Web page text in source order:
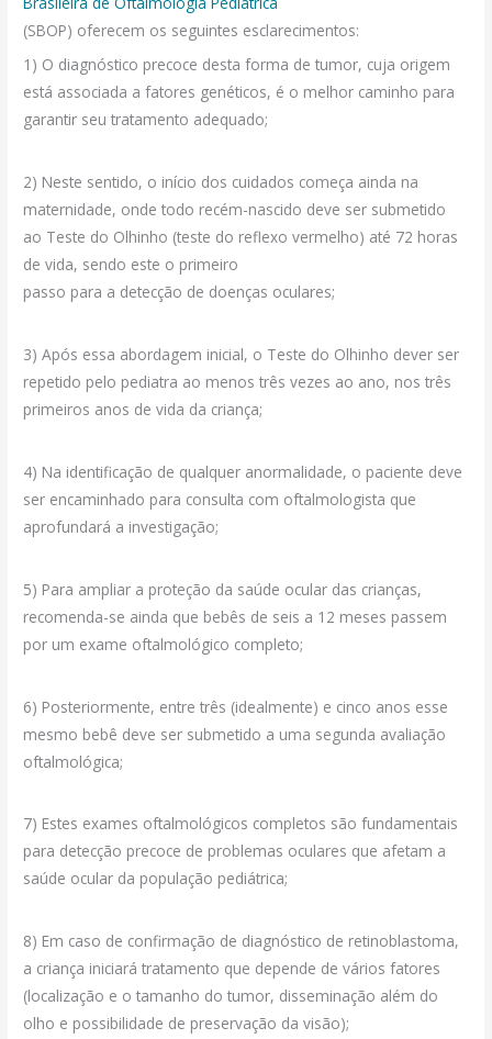
(SBOP) oferecem os seguintes esclarecimentos:
1) O diagnóstico precoce desta forma de tumor, cuja origem
está associada a fatores genéticos, é o melhor caminho para
garantir seu tratamento adequado;
2) Neste sentido, o início dos cuidados começa ainda na
maternidade, onde todo recém-nascido deve ser submetido
ao Teste do Olhinho (teste do reflexo vermelho) até 72 horas
de vida, sendo este o primeiro
passo para a detecção de doenças oculares;
3) Após essa abordagem inicial, o Teste do Olhinho dever ser
repetido pelo pediatra ao menos três vezes ao ano, nos três
primeiros anos de vida da criança;
4) Na identificação de qualquer anormalidade, o paciente deve
ser encaminhado para consulta com oftalmologista que
aprofundará a investigação;
5) Para ampliar a proteção da saúde ocular das crianças,
recomenda-se ainda que bebês de seis a 12 meses passem
por um exame oftalmológico completo;
6) Posteriormente, entre três (idealmente) e cinco anos esse
mesmo bebê deve ser submetido a uma segunda avaliação
oftalmológica;
7) Estes exames oftalmológicos completos são fundamentais
para detecção precoce de problemas oculares que afetam a
saúde ocular da população pediátrica;
8) Em caso de confirmação de diagnóstico de retinoblastoma,
a criança iniciará tratamento que depende de vários fatores
(localização e o tamanho do tumor, disseminação além do
olho e possibilidade de preservação da visão);